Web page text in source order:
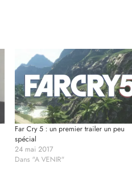
Far Cry 5 : un premier trailer un peu
spécial
24 mai 2017
Dans "A VENIR"